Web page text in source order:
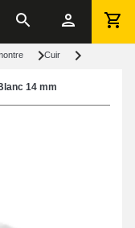
Cuir
14 mm